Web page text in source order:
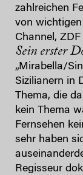
zahlreichen
von
Channel,
Sein erster
„Mirabella/
Sizilianern in
Thema, die
kein Thema
Fernsehen
sehr haben
Regisseur